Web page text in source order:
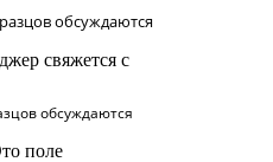
обсуждаются
свяжется с
обсуждаются
поле